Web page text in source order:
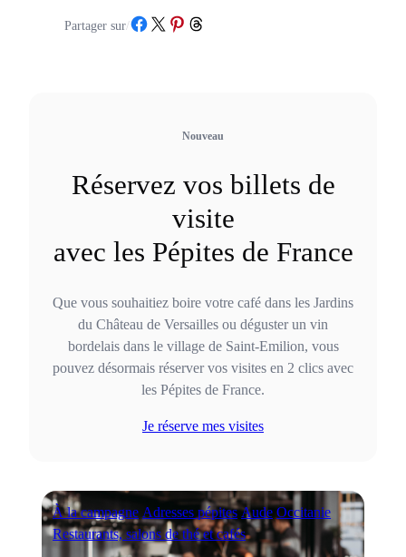
Partager sur/Partager sur Facebook
Partager sur X Partager sur Pinterest
Partager sur Threads
Nouveau
Réservez vos billets de
visite
avec les Pépites de France
Que vous souhaitiez boire votre café dans les Jardins
du Château de Versailles ou déguster un vin
bordelais dans le village de Saint-Emilion, vous
pouvez désormais réserver vos visites en 2 clics avec
les Pépites de France.
Je réserve mes visites
À la campagne Adresses pépites Aude Occitanie
Restaurants, salons de thé et cafés